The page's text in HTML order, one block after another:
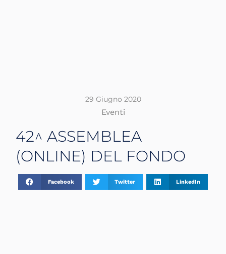
29 Giugno 2020
Eventi
42^ ASSEMBLEA
(ONLINE) DEL FONDO
Facebook Twitter LinkedIn